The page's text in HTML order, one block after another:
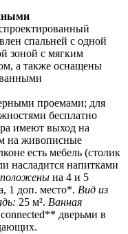
спальней с одной
зоной с мягким
а также оснащены
проемами; для
бесплатно
имеют выход на
на живописные
есть мебель (столик
насладится напитками
на 4 и 5
1 доп. место*. Вид из
25 м². Ванная
connected** дверьми в